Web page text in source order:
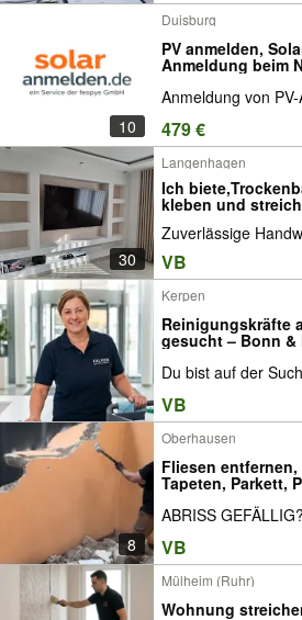
10
Duisburg
PV anmelden,
Anmeldung beim
Anmeldeservice,
Anmeldung,
Speicher
Wärmepumpe
Anmeldung von
479 €
30
Langenhagen
Ich
kleben und
Zuverlässige
VB
Kerpen
Reinigungskräfte
gesucht – Bonn &
Du bist auf der
VB
8
Oberhausen
Fliesen
Tapeten, Parkett,
ABRISS GEFÄLLIG?
VB
Mülheim (Ruhr)
Wohnung